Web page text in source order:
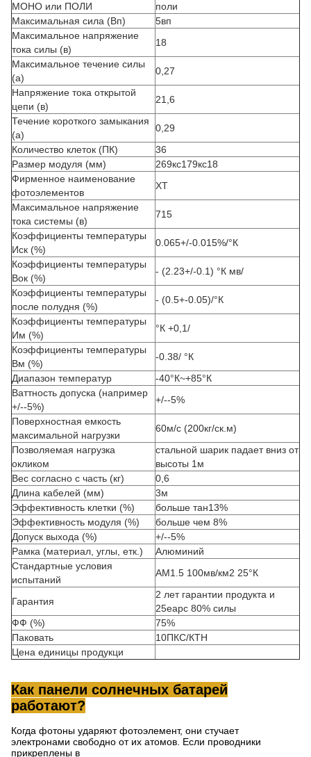
МОНО или ПОЛИ
поли
Максимальная сила (Вп)
5вп
Максимальное напряжение
тока силы (в)
18
Максимальное течение силы
(а)
0,27
Напряжение тока открытой
цепи (в)
21,6
Течение короткого замыкания
(а)
0,29
Количество клеток (ПК)
36
Размер модуля (мм)
269кс179кс18
Фирменное наименование
фотоэлементов
ХТ
Максимальное напряжение
тока системы (в)
715
Коэффициенты температуры
Иск (%)
0.065+/-0.015%/°К
Коэффициенты температуры
Вок (%)
- (2.23+/-0.1) °К мв/
Коэффициенты температуры
после полудня (%)
- (0.5+-0.05)/°К
Коэффициенты температуры
Им (%)
°К +0,1/
Коэффициенты температуры
Вм (%)
-0.38/ °К
Диапазон температур
-40°К~+85°К
Ваттность допуска (например
+/--5%)
+/--5%
Поверхностная емкость
максимальной нагрузки
60м/с (200кг/ск.м)
Позволяемая нагрузка
окликом
стальной шарик падает вниз от
высоты 1м
Вес согласно с часть (кг)
0,6
Длина кабелей (мм)
3м
Эффективность клетки (%)
больше тан13%
Эффективность модуля (%)
больше чем 8%
Допуск выхода (%)
+/--5%
Рамка (материал, углы, етк.)
Алюминий
Стандартные условия
испытаний
АМ1.5 100мв/км2 25°К
Гарантия
2 лет гарантии продукта и
25еарс 80% силы
ФФ (%)
75%
Паковать
10ПКС/КТН
Цена единицы продукци
Как панели солнечных батарей
работают?
Когда фотоны ударяют фотоэлемент, они стучает
электронами свободно от их атомов. Если проводники
прикреплены в